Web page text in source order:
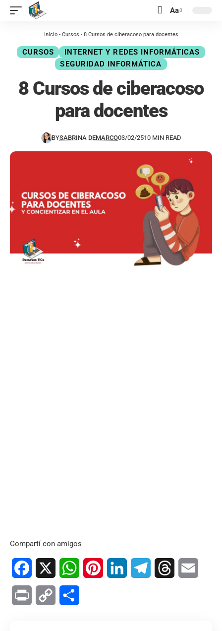
contenido Aa
Inicio- Cursos - 8 Cursos de ciberacoso para docentes
CURSOS
INTERNET Y REDES INFORMÁTICAS
SEGURIDAD INFORMÁTICA
8 Cursos de ciberacoso
para docentes
BYSABRINA DEMARCO03/02/2510 MIN READ
Compartí con amigos
Facebook WhatsAppPinterest LinkedIn TelegramThreads
Print Copy